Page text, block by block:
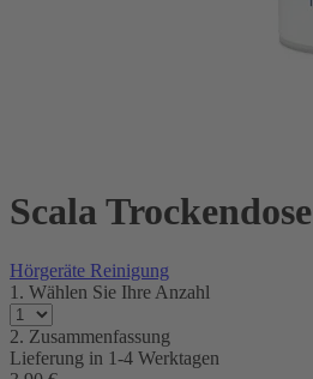
Scala Trockendose
Hörgeräte Reinigung
1. Wählen Sie Ihre Anzahl
2. Zusammenfassung
Lieferung in 1-4 Werktagen